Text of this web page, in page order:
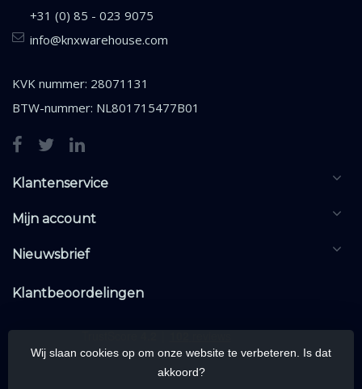
+31 (0) 85 - 023 9075
info@knxwarehouse.com
KVK nummer: 28071131
BTW-nummer: NL801715477B01
Klantenservice
Mijn account
Nieuwsbrief
Klantbeoordelingen
Wij slaan cookies op om onze website te verbeteren. Is dat
akkoord?